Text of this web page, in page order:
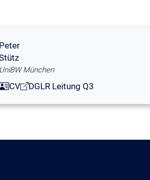
Peter
UniBW München
CV DGLR Leitung Q3